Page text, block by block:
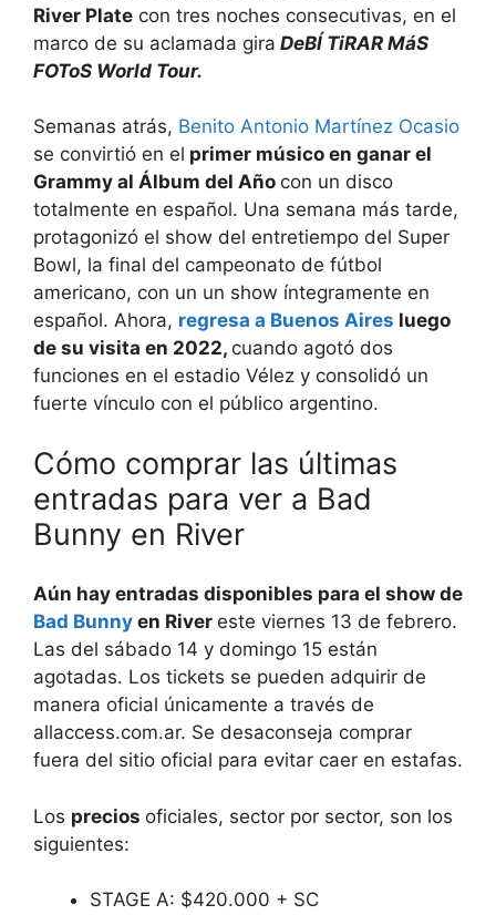
River Plate con tres noches consecutivas, en el
marco de su aclamada gira DeBÍ TiRAR MáS
FOToS World Tour.
Semanas atrás, Benito Antonio Martínez Ocasio
se convirtió en el primer músico en ganar el
Grammy al Álbum del Año con un disco
totalmente en español. Una semana más tarde,
protagonizó el show del entretiempo del Super
Bowl, la final del campeonato de fútbol
americano, con un un show íntegramente en
español. Ahora, regresa a Buenos Aires luego
de su visita en 2022, cuando agotó dos
funciones en el estadio Vélez y consolidó un
fuerte vínculo con el público argentino.
Cómo comprar las últimas
entradas para ver a Bad
Bunny en River
Aún hay entradas disponibles para el show de
Bad Bunny en River este viernes 13 de febrero.
Las del sábado 14 y domingo 15 están
agotadas. Los tickets se pueden adquirir de
manera oficial únicamente a través de
allaccess.com.ar. Se desaconseja comprar
fuera del sitio oficial para evitar caer en estafas.
Los precios oficiales, sector por sector, son los
siguientes:
STAGE A: $420.000 + SC